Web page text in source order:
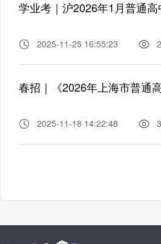
学业考｜沪2026年1月普通
2025-11-25 16:55:23
春招｜《2026年上海市普通
2025-11-18 14:22:48